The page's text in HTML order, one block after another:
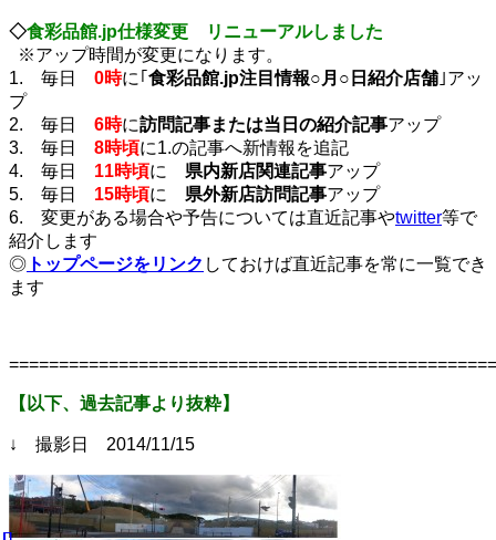
◇食彩品館.jp仕様変更 リニューアルしました
※アップ時間が変更になります。
1. 毎日 0時に｢ 食彩品館.jp注目情報○月○日紹介店舗 ｣アッ
プ
2. 毎日 6時に訪問記事または当日の紹介記事アップ
3. 毎日 8時頃に1.の記事へ新情報を追記
4. 毎日 11時頃に 県内新店関連記事アップ
5. 毎日 15時頃に 県外新店訪問記事アップ
6. 変更がある場合や予告については直近記事やtwitter等で
紹介します
◎ トップページをリンク しておけば直近記事を常に一覧でき
ます
【以下、過去記事より抜粋】
↓ 撮影日 2014/11/15